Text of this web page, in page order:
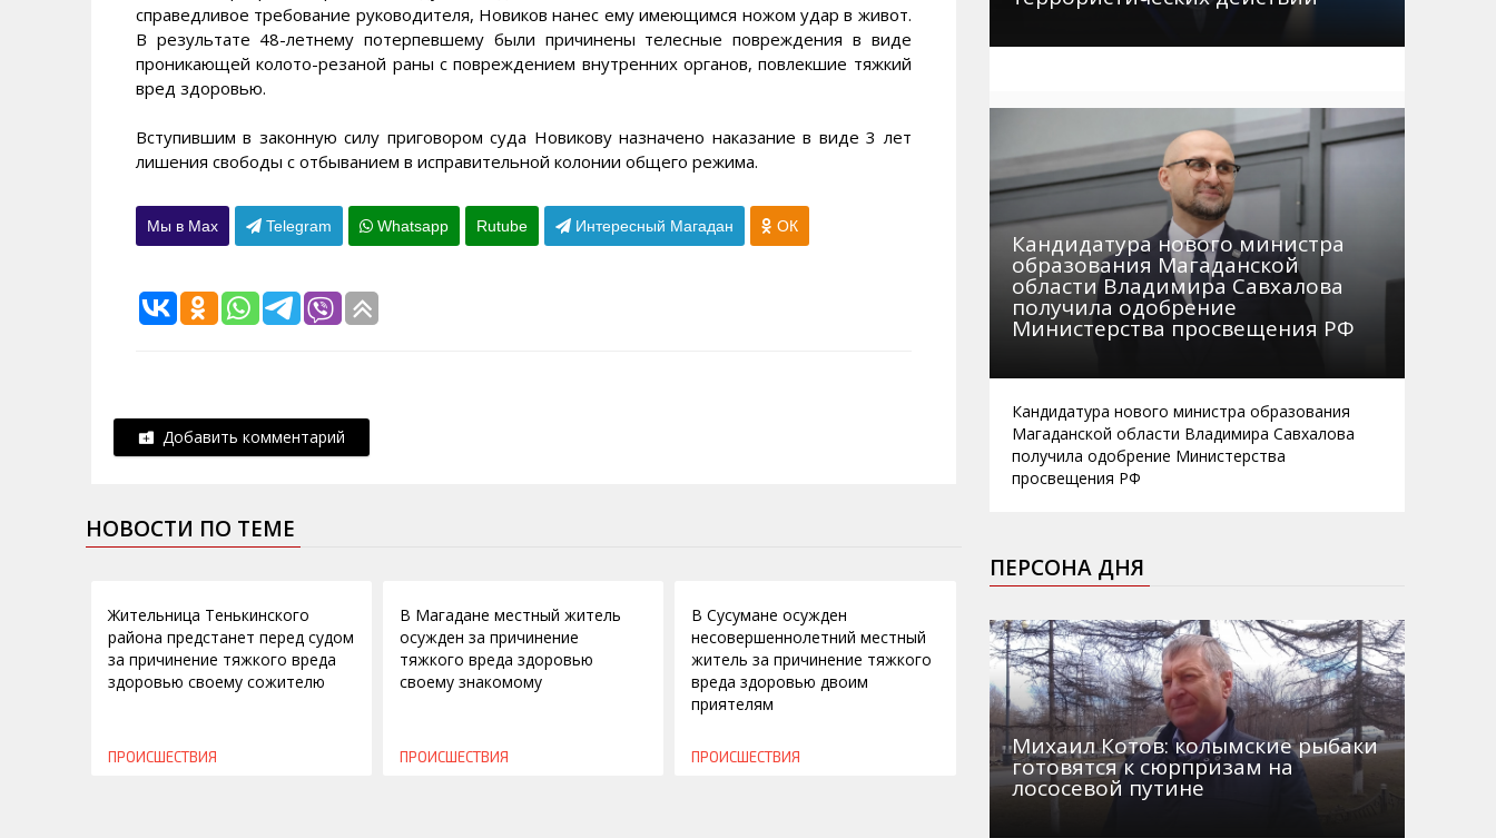
справедливое требование руководителя, Новиков нанес ему имеющимся ножом удар в живот.
В результате 48-летнему потерпевшему были причинены телесные повреждения в виде
проникающей колото-резаной раны с повреждением внутренних органов, повлекшие тяжкий
вред здоровью.
Вступившим в законную силу приговором суда Новикову назначено наказание в виде 3 лет
лишения свободы с отбыванием в исправительной колонии общего режима.
Мы в Max Telegram Whatsapp Rutube Интересный Магадан ОК
Добавить комментарий
НОВОСТИ ПО ТЕМЕ
Жительница Тенькинского
района предстанет перед судом
за причинение тяжкого вреда
здоровью своему сожителю
ПРОИСШЕСТВИЯ
В Магадане местный житель
осужден за причинение
тяжкого вреда здоровью
своему знакомому
ПРОИСШЕСТВИЯ
В Сусумане осужден
несовершеннолетний местный
житель за причинение тяжкого
вреда здоровью двоим
приятелям
ПРОИСШЕСТВИЯ
Кандидатура нового министра
образования Магаданской
области Владимира Савхалова
получила одобрение
Министерства просвещения РФ
Кандидатура нового министра образования
Магаданской области Владимира Савхалова
получила одобрение Министерства
просвещения РФ
ПЕРСОНА ДНЯ
Михаил Котов: колымские рыбаки
готовятся к сюрпризам на
лососевой путине